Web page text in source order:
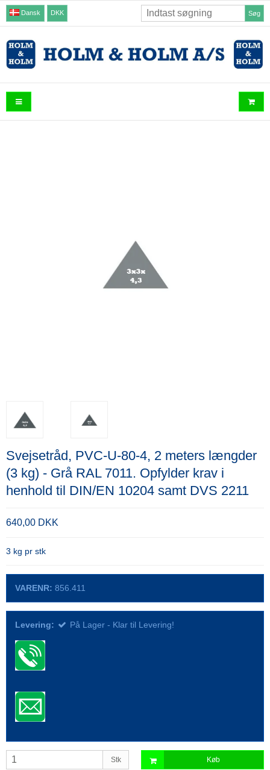
Dansk DKK Søg
Svejsetråd, PVC-U-80-4, 2 meters længder
(3 kg) - Grå RAL 7011. Opfylder krav i
henhold til DIN/EN 10204 samt DVS 2211
640,00 DKK
3 kg pr stk
VARENR: 856.411
Levering: På Lager - Klar til Levering!
Stk Køb